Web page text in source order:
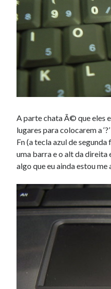
A parte chata Ã© que eles
lugares para colocarem a
Fn (a tecla azul de segunda
uma barra e o alt da direita
algo que eu ainda estou me